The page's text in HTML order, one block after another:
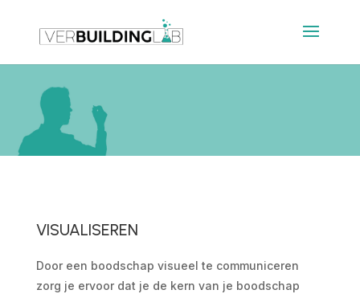
VISUALISEREN
Door een boodschap visueel te communiceren
zorg je ervoor dat je de kern van je boodschap